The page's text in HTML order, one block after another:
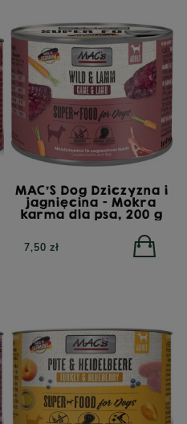
MAC'S Dog Dziczyzna i
jagnięcina - Mokra
karma dla psa, 200 g
7,50 zł